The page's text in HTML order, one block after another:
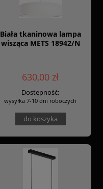
Biała tkaninowa lampa
wisząca METS 18942/N
630,00 zł
Dostępność:
wysyłka 7-10 dni roboczych
do koszyka